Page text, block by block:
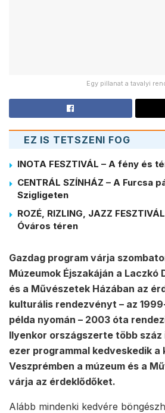
Egy pillanat a tavalyi
EZ IS TETSZENI FOG
INOTA FESZTIVÁL – A fény és
CENTRÁL SZÍNHÁZ – A Furcsa
Szigligeten
ROZÉ, RIZLING, JAZZ
Óváros téren
Gazdag program várja
Múzeumok Éjszakáján a Laczkó
és a Művészetek Házában az
kulturális rendezvényt – az
példa nyomán – 2003 óta
Ilyenkor országszerte több
ezer programmal kedveskedik a
Veszprémben a múzeum és a
várja az érdeklődőket.
Alább mindenki kedvére